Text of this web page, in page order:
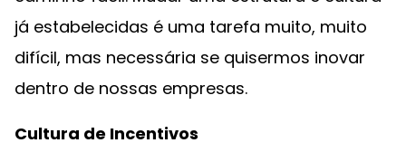
já estabelecidas é uma tarefa muito, muito
difícil, mas necessária se quisermos inovar
dentro de nossas empresas.
Cultura de Incentivos